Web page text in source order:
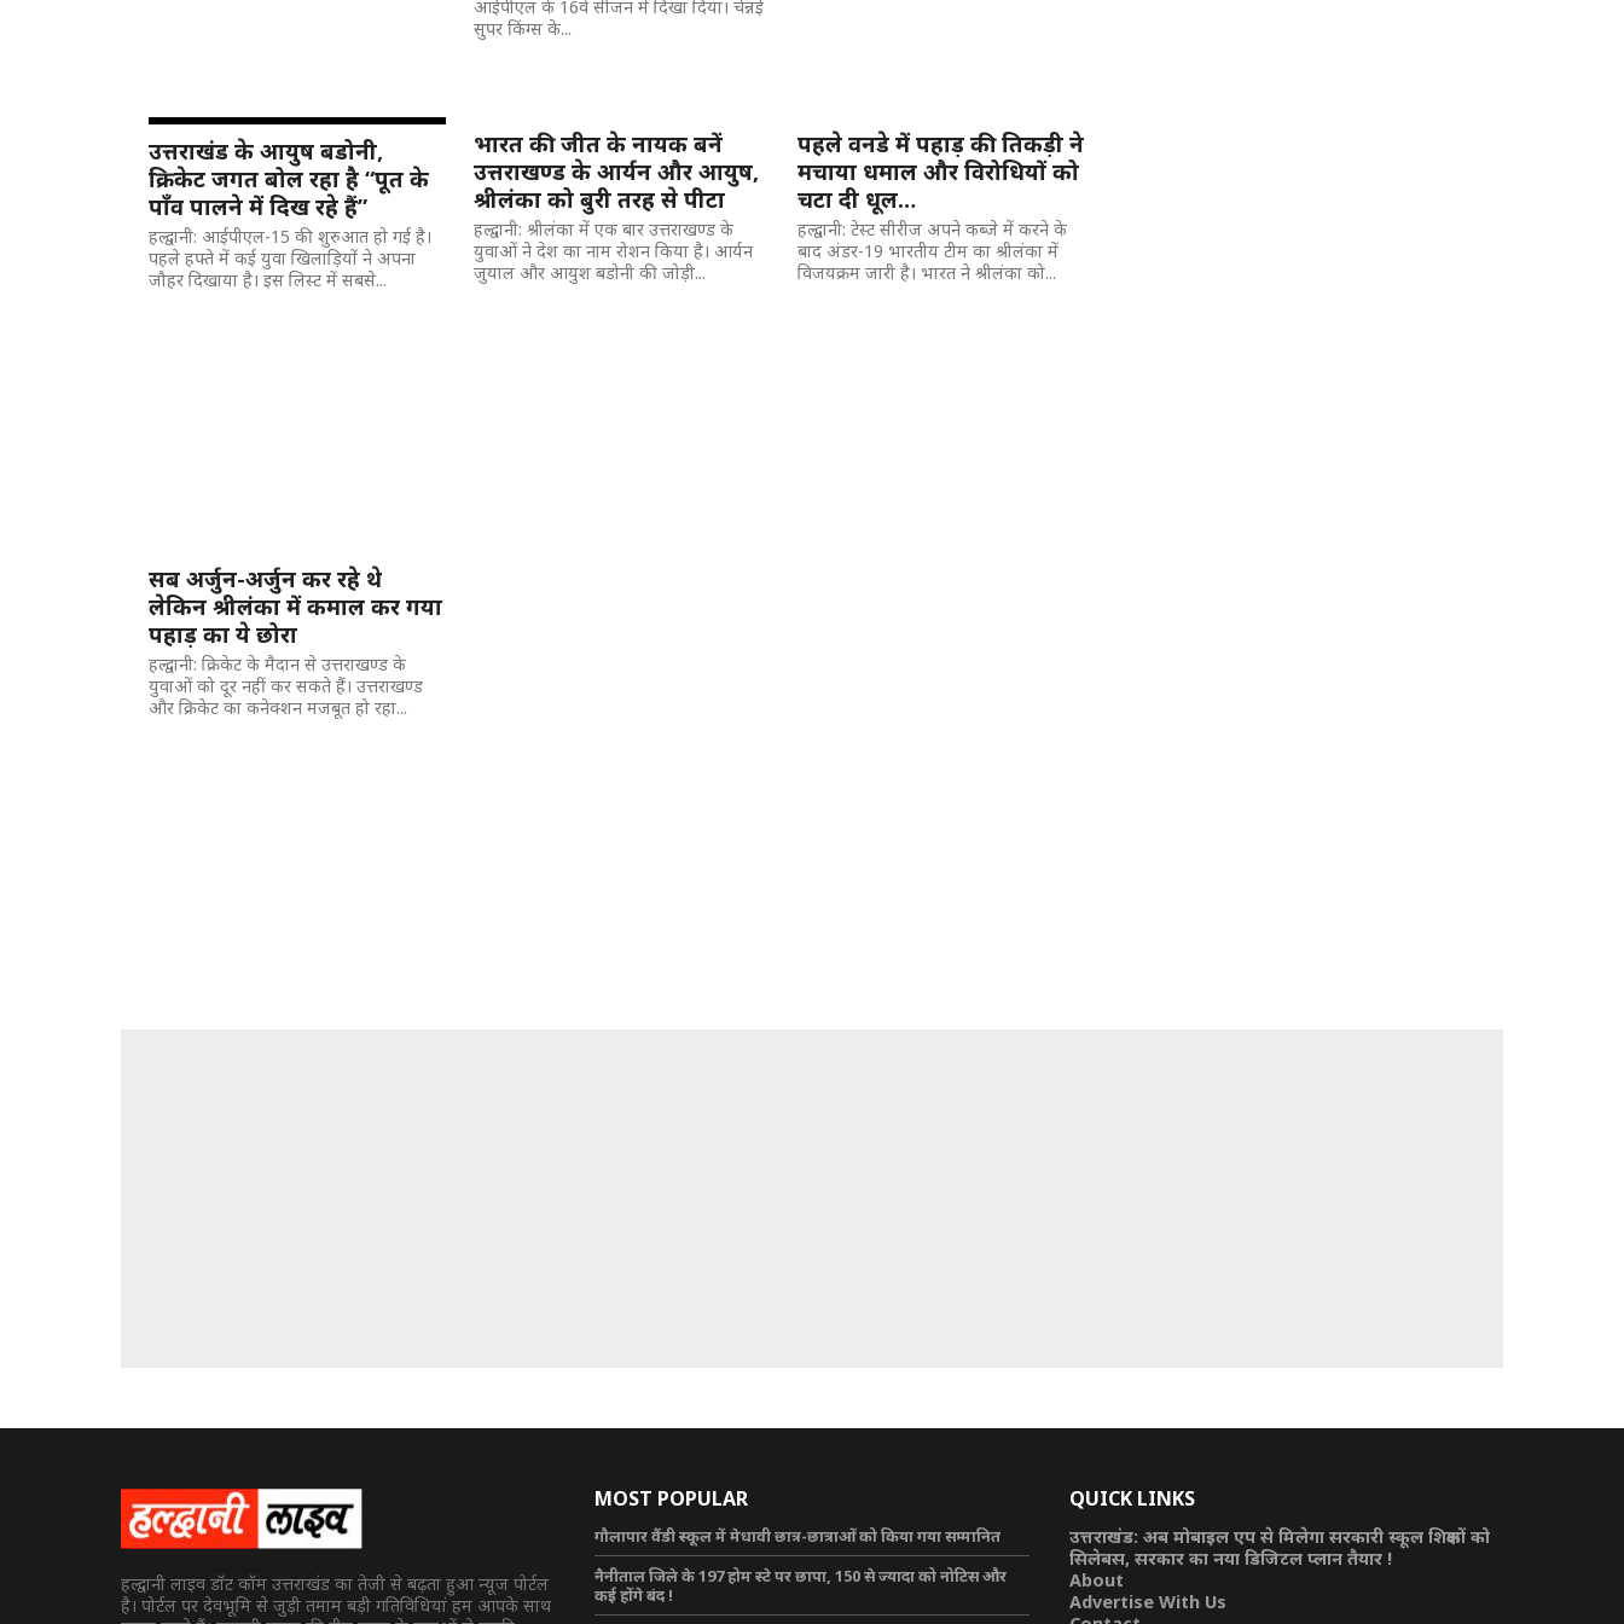
आईपीएल के 16वे सीजन में दिखा दिया। चेन्नई
सुपर किंग्स के...
उत्तराखंड के आयुष बडोनी,
क्रिकेट जगत बोल रहा है “पूत के
पाँव पालने में दिख रहे हैं”
हल्द्वानी: आईपीएल-15 की शुरुआत हो गई है।
पहले हफ्ते में कई युवा खिलाड़ियों ने अपना
जौहर दिखाया है। इस लिस्ट में सबसे...
भारत की जीत के नायक बनें
उत्तराखण्ड के आर्यन और आयुष,
श्रीलंका को बुरी तरह से पीटा
हल्द्वानी: श्रीलंका में एक बार उत्तराखण्ड के
युवाओं ने देश का नाम रोशन किया है। आर्यन
जुयाल और आयुश बडोनी की जोड़ी...
पहले वनडे में पहाड़ की तिकड़ी ने
मचाया धमाल और विरोधियों को
चटा दी धूल…
हल्द्वानी: टेस्ट सीरीज अपने कब्जे में करने के
बाद अंडर-19 भारतीय टीम का श्रीलंका में
विजयक्रम जारी है। भारत ने श्रीलंका को...
सब अर्जुन-अर्जुन कर रहे थे
लेकिन श्रीलंका में कमाल कर गया
पहाड़ का ये छोरा
हल्द्वानी: क्रिकेट के मैदान से उत्तराखण्ड के
युवाओं को दूर नहीं कर सकते हैं। उत्तराखण्ड
और क्रिकेट का कनेक्शन मजबूत हो रहा...
हल्द्वानी लाइव डॉट कॉम उत्तराखंड का तेजी से बढ़ता हुआ न्यूज पोर्टल
है। पोर्टल पर देवभूमि से जुड़ी तमाम बड़ी गतिविधियां हम आपके साथ
MOST POPULAR
गौलापार वैंडी स्कूल में मेधावी छात्र-छात्राओं को किया गया सम्मानित
नैनीताल जिले के 197 होम स्टे पर छापा, 150 से ज्यादा को नोटिस और
कई होंगे बंद !
QUICK LINKS
उत्तराखंड: अब मोबाइल एप से मिलेगा सरकारी स्कूल शिक्षकों को
सिलेबस, सरकार का नया डिजिटल प्लान तैयार !
About
Advertise With Us